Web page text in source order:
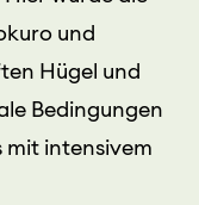
und
Hügel und
Bedingungen
mit intensivem